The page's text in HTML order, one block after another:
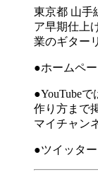
東京都 山手
ア早期仕上
業のギター
●ホームペ
●YouTube
作り方まで
マイチャン
●ツイッタ